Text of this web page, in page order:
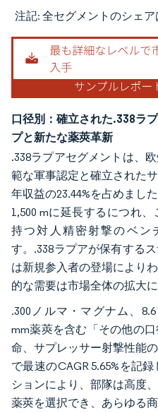
画像 © Mordor Intelligence。再利用
注記: 全セグメントのシェ
口径別：確立された.338ラ
プと新たな薬莢革新
.338ラプアセグメントは、
範な軍事認定と確立された
年収益の23.44%を占めまし
1,500 mに延長するにつれ
持つ対人精密射撃のベン
す。.338ラプアが保有する
は新規参入者の登場により
的な需要は市場全体の拡大
.300ノルマ・マグナム、
mm薬莢を含む「その他の
命、サプレッサー射撃性能
で最速のCAGR 5.65%を記
ションにより、部隊は高度
薬莢を選択でき、あらゆる